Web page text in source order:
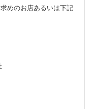
めのお店あるいは下記